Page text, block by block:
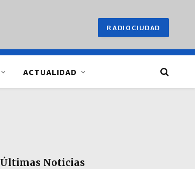
RADIOCIUDAD
ACTUALIDAD
Últimas Noticias